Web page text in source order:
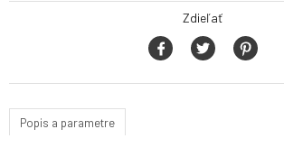
Zdieľať
Popis a parametre